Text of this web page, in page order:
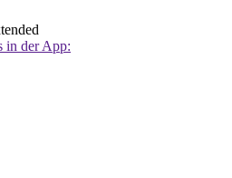
in der App: